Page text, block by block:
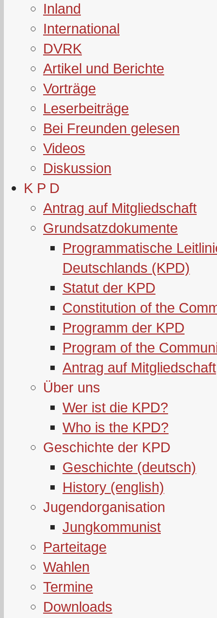
Inland
International
DVRK
Artikel und Berichte
Vorträge
Leserbeiträge
Bei Freunden gelesen
Videos
Diskussion
K P D
Antrag auf Mitgliedschaft
Grundsatzdokumente
Programmatische
Deutschlands (KPD)
Statut der KPD
Constitution of the
Programm der KPD
Program of the
Antrag auf Mitgliedschaft
Über uns
Wer ist die KPD?
Who is the KPD?
Geschichte der KPD
Geschichte (deutsch)
History (english)
Jugendorganisation
Jungkommunist
Parteitage
Wahlen
Termine
Downloads